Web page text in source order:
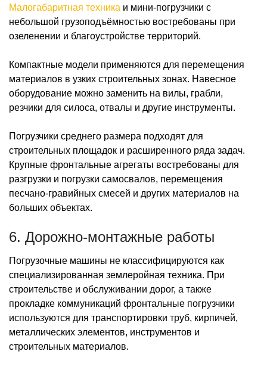
Малогабаритная техника и мини-погрузчики с
небольшой грузоподъёмностью востребованы при
озеленении и благоустройстве территорий.
Компактные модели применяются для перемещения
материалов в узких строительных зонах. Навесное
оборудование можно заменить на вилы, грабли,
резчики для силоса, отвалы и другие инструменты.
Погрузчики среднего размера подходят для
строительных площадок и расширенного ряда задач.
Крупные фронтальные агрегаты востребованы для
разгрузки и погрузки самосвалов, перемещения
песчано-гравийных смесей и других материалов на
больших объектах.
6. Дорожно-монтажные работы
Погрузочные машины не классифицируются как
специализированная землеройная техника. При
строительстве и обслуживании дорог, а также
прокладке коммуникаций фронтальные погрузчики
используются для транспортировки труб, кирпичей,
металлических элементов, инструментов и
строительных материалов.